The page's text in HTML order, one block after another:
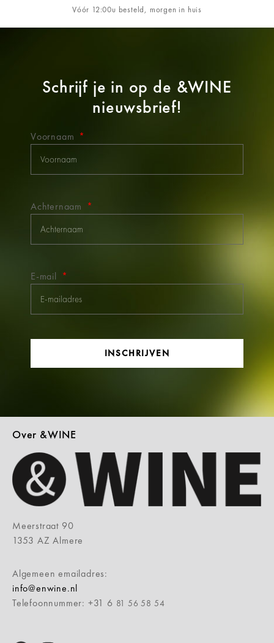
Vóór 12:00u besteld, morgen in huis
Schrijf je in op de &WINE
nieuwsbrief!
Voornaam
Achternaam
E-mail
INSCHRIJVEN
Over &WINE
Meerstraat 90
1353 AZ Almere
Algemeen emailadres:
info@enwine.nl
Telefoonnummer: +31 6 81 56 58 54